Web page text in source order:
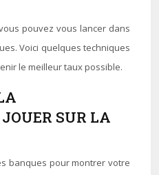
pouvez vous lancer dans
Voici quelques techniques
le meilleur taux possible.
SUR LA
banques pour montrer votre